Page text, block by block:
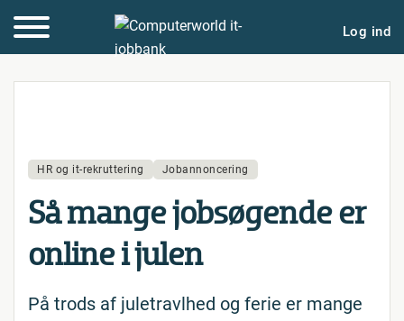
Log ind
HR og it-rekruttering Jobannoncering
Så mange job­sø­gen­de er
online i julen
På trods af juletravlhed og ferie er mange